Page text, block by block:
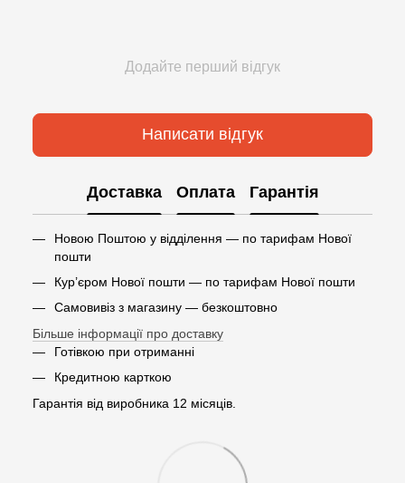
Додайте перший відгук
Написати відгук
Доставка Оплата Гарантія
Новою Поштою у відділення — по тарифам Нової
пошти
Кур’єром Нової пошти — по тарифам Нової пошти
Самовивіз з магазину — безкоштовно
Більше інформації про доставку
Готівкою при отриманні
Кредитною карткою
Гарантія від виробника 12 місяців.